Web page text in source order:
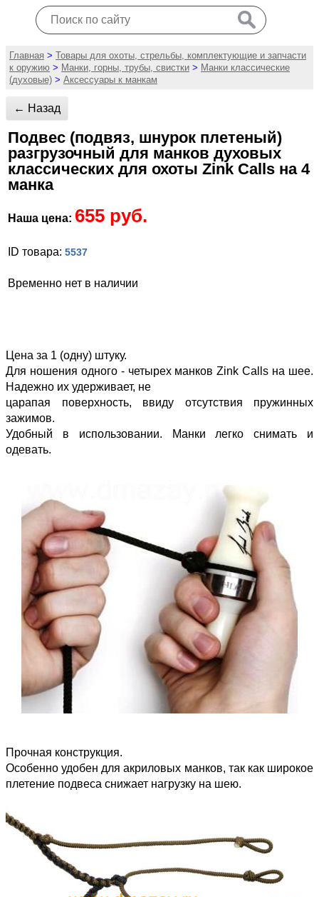
Главная > Товары для охоты, стрельбы, комплектующие и запчасти
к оружию > Манки, горны, трубы, свистки > Манки классические
(духовые) > Аксессуары к манкам
← Назад
Подвес (подвяз, шнурок плетеный)
разгрузочный для манков духовых
классических для охоты Zink Calls на 4
манка
Наша цена: 655 руб.
ID товара: 5537
Временно нет в наличии
Цена за 1 (одну) штуку.
Для ношения одного - четырех манков Zink Calls на шее.
Надежно их удерживает, не
царапая поверхность, ввиду отсутствия пружинных
зажимов.
Удобный в использовании. Манки легко снимать и
одевать.
Прочная конструкция.
Особенно удобен для акриловых манков, так как широкое
плетение подвеса снижает нагрузку на шею.